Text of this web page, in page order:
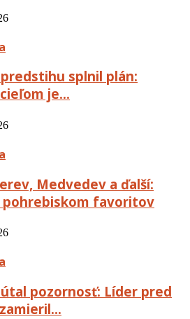
splnil plán:
je…
Medvedev a ďalší:
favoritov
pozornosť: Líder pred